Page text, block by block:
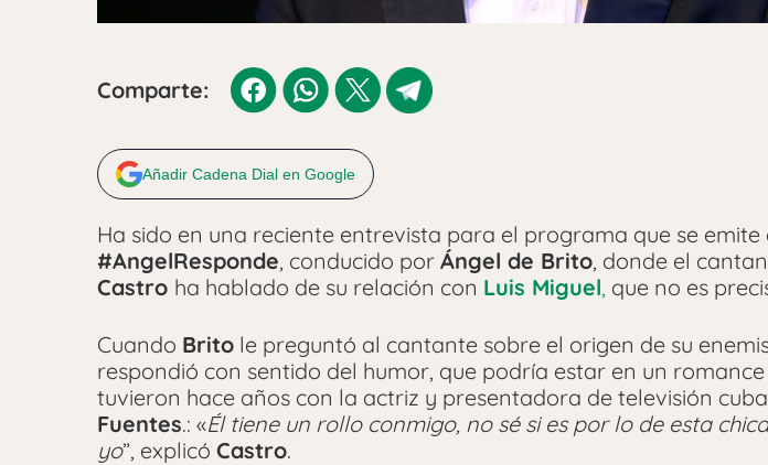
Comparte:
Añadir Cadena Dial en Google
Ha sido en una reciente entrevista para el programa que se
#AngelResponde, conducido por Ángel de Brito, donde el
Castro ha hablado de su relación con Luis Miguel, que no es
Cuando Brito le preguntó al cantante sobre el origen de su
respondió con sentido del humor, que podría estar en un
tuvieron hace años con la actriz y presentadora de televisión
Fuentes.: «Él tiene un rollo conmigo, no sé si es por lo de esta
yo”, explicó Castro.